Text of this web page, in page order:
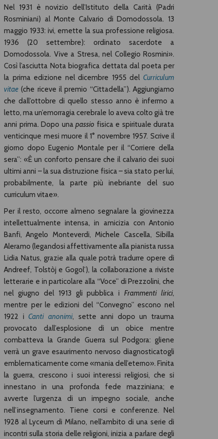
Nel 1931 è novizio dell’Istituto della Carità (Padri
Rosminiani) al Monte Calvario di Domodossola. 13
maggio 1933: ivi, emette la sua professione religiosa.
1936 (20 settembre): ordinato sacerdote a
Domodossola. Vive a Stresa, nel Collegio Rosmini».
Così l’asciutta Nota biografica dettata dal poeta per
la prima edizione nel dicembre 1955 del Curriculum
vitae (che riceve il premio “Cittadella”). Aggiungiamo
che dall’ottobre di quello stesso anno è infermo a
letto, ma un’emorragia cerebrale lo aveva colto già tre
anni prima. Dopo una passio fisica e spirituale durata
venticinque mesi muore il 1° novembre 1957. Scrive il
giorno dopo Eugenio Montale per il “Corriere della
sera”: «È un conforto pensare che il calvario dei suoi
ultimi anni – la sua distruzione fisica – sia stato per lui,
probabilmente, la parte più inebriante del suo
curriculum vitae».
Per il resto, occorre almeno segnalare la giovinezza
intellettualmente intensa, in amicizia con Antonio
Banfi, Angelo Monteverdi, Michele Cascella, Sibilla
Aleramo (legandosi affettivamente alla pianista russa
Lidia Natus, grazie alla quale potrà tradurre opere di
Andreef, Tolstòj e Gogol’), la collaborazione a riviste
letterarie e in particolare alla “Voce” di Prezzolini, che
nel giugno del 1913 gli pubblica iFrammenti lirici,
mentre per le edizioni del “Convegno” escono nel
1922 iCanti anonimi, sette anni dopo un trauma
provocato dall’esplosione di un obice mentre
combatteva la Grande Guerra sul Podgora: gliene
verrà un grave esaurimento nervoso diagnosticatogli
emblematicamente come «mania dell’eterno». Finita
la guerra, crescono i suoi interessi religiosi, che si
innestano in una profonda fede mazziniana; e
avverte l’urgenza di un impegno sociale, anche
nell’insegnamento. Tiene corsi e conferenze. Nel
1928 al Lyceum di Milano, nell’ambito di una serie di
incontri sulla storia delle religioni, inizia a parlare degli